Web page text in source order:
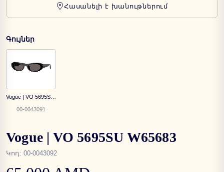
Հասանելի է խանութներում
Գույներ
00-0043091
Vogue | VO 5695SU W65683
Կոդ: 00-0043092